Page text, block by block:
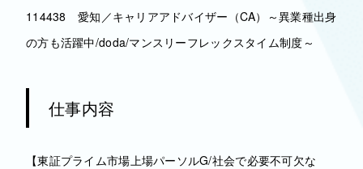
114438 愛知／キャリアアドバイザー（CA）～異業種出身
の方も活躍中/doda/マンスリーフレックスタイム制度～
仕事内容
【東証プライム市場上場パーソルG/社会で必要不可欠な